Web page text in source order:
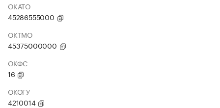
ОКАТО
45286555000
ОКТМО
45375000000
ОКФС
16
ОКОГУ
4210014